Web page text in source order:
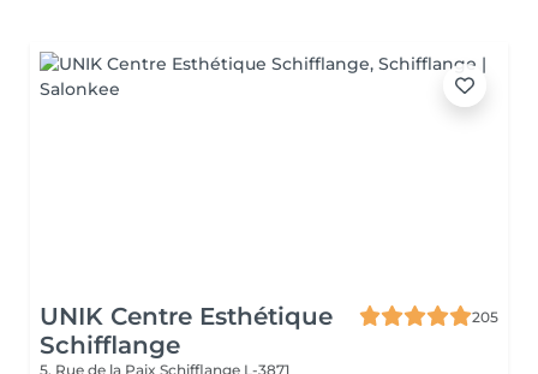
UNIK Centre Esthétique
Schifflange
205
5, Rue de la Paix Schifflange L-3871